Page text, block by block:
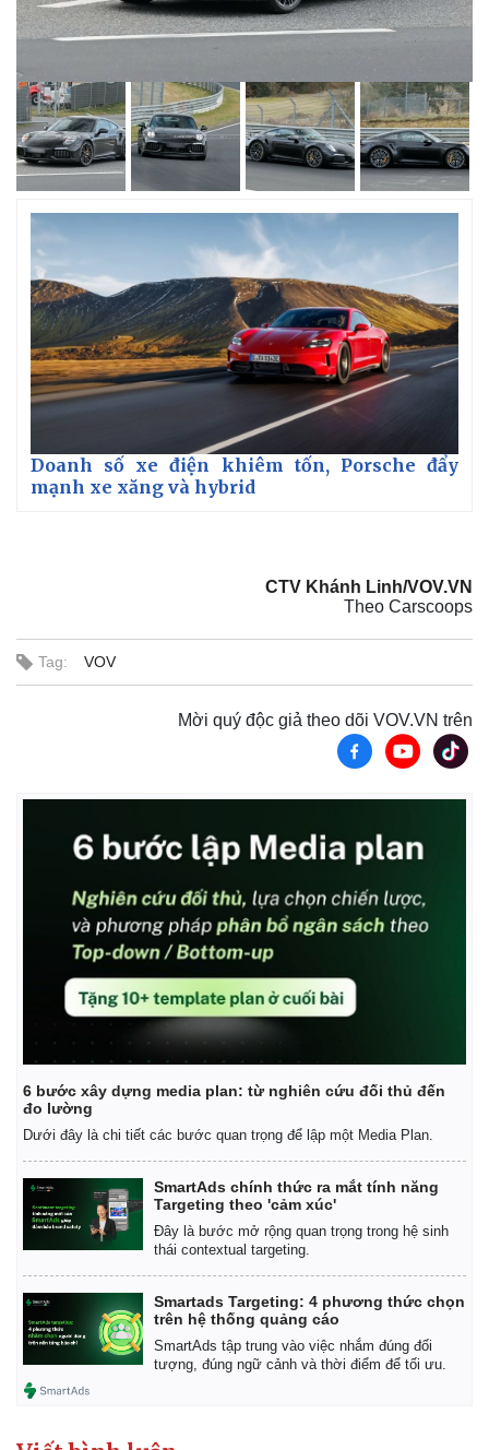
Khởi nghiệp
Thị trường
Tiêu dùng
Tỷ giá
Chứng khoán
Doanh số xe điện khiêm tốn, Porsche đẩy
mạnh xe xăng và hybrid
CTV Khánh Linh/VOV.VN
Theo Carscoops
Tag: VOV
Mời quý độc giả theo dõi VOV.VN trên
6 bước xây dựng media plan: từ nghiên cứu đối thủ đến
đo lường
Dưới đây là chi tiết các bước quan trọng để lập một Media Plan.
SmartAds chính thức ra mắt tính năng
Targeting theo 'cảm xúc'
Đây là bước mở rộng quan trọng trong hệ sinh
thái contextual targeting.
Smartads Targeting: 4 phương thức chọn
trên hệ thống quảng cáo
SmartAds tập trung vào việc nhắm đúng đối
tượng, đúng ngữ cảnh và thời điểm để tối ưu.